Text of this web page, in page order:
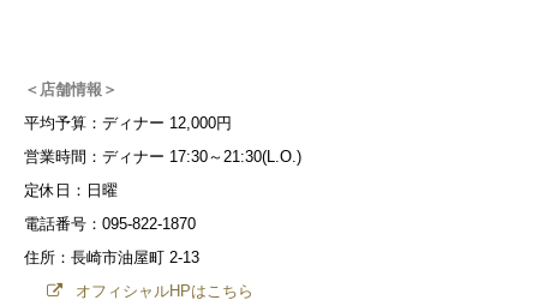
＜店舗情報＞
平均予算：ディナー 12,000円
営業時間：ディナー 17:30～21:30(L.O.)
定休日：日曜
電話番号：095-822-1870
住所：長崎市油屋町 2-13
オフィシャルHPはこちら